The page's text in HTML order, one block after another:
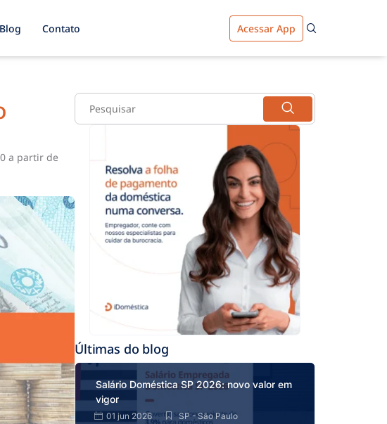
Blog Contato Acessar App
a partir de
Últimas do blog
Salário Doméstica SP 2026: novo valor em
vigor
01 jun 2026 SP - São Paulo